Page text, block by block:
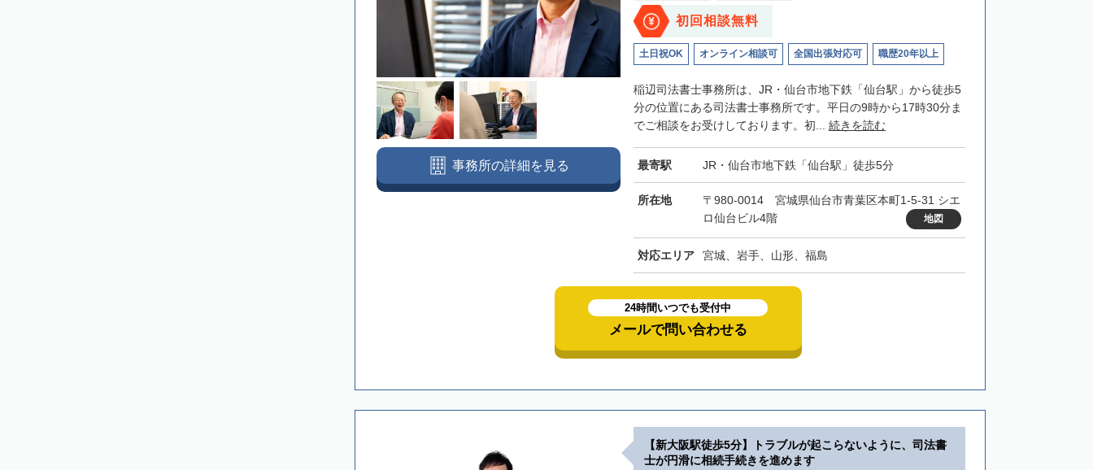
初回相談無料
土日祝OK オンライン相談可 全国出張対応可 職歴20年以上
稲辺司法書士事務所は、JR・仙台市地下鉄「仙台駅」から徒歩5
分の位置にある司法書士事務所です。平日の9時から17時30分ま
でご相談をお受けしております。初... 続きを読む
最寄駅 JR・仙台市地下鉄「仙台駅」徒歩5分
所在地
〒980-0014 宮城県仙台市青葉区本町1-5-31 シエ
ロ仙台ビル4階
地図
対応エリア 宮城、岩手、山形、福島
事務所の詳細を見る
24時間いつでも受付中
メールで問い合わせる
【新大阪駅徒歩5分】トラブルが起こらないように、司法書
士が円滑に相続手続きを進めます